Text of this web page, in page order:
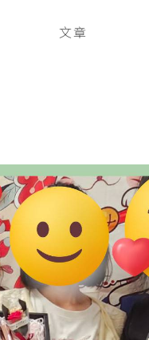
文章